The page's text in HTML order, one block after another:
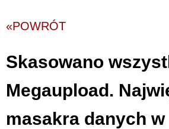
«POWRÓT
Skasowano
Megaupload.
masakra danych